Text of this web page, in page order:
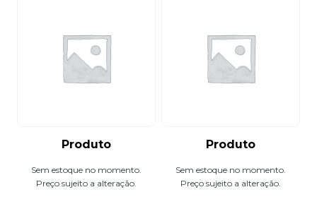
Produto
Sem estoque no momento.
Preço sujeito a alteração.
Produto
Sem estoque no momento.
Preço sujeito a alteração.